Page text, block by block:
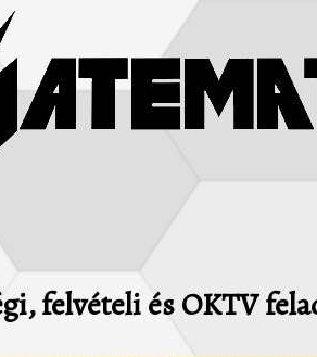
felvételi és OKTV